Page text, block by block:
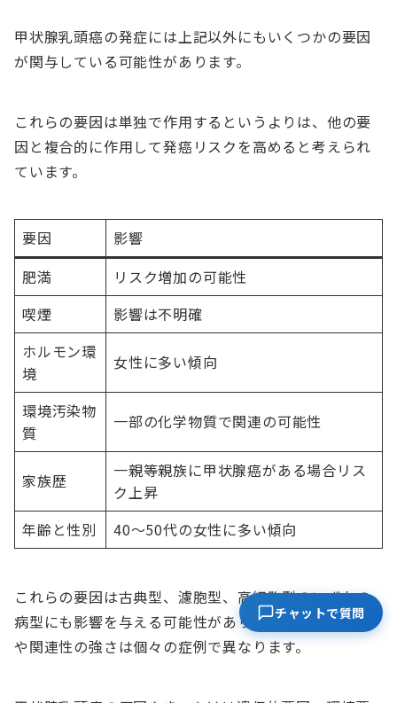
甲状腺乳頭癌の発症には上記以外にもいくつかの要因
が関与している可能性があります。
これらの要因は単独で作用するというよりは、他の要
因と複合的に作用して発癌リスクを高めると考えられ
ています。
要因
影響
肥満
リスク増加の可能性
喫煙
影響は不明確
ホルモン環
境
女性に多い傾向
環境汚染物
質
一部の化学物質で関連の可能性
家族歴
一親等親族に甲状腺癌がある場合リス
ク上昇
年齢と性別
40〜50代の女性に多い傾向
これらの要因は古典型、濾胞型、高細胞型のいずれの
病型にも影響を与える可能性がありますが、その程度
や関連性の強さは個々の症例で異なります。
チャットで質問